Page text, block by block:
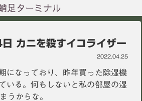
足ターミナル
カニを殺すイコライザー
2022.04.25
になっており、昨年買った除湿機
いる。何もしないと私の部屋の湿
うからな。